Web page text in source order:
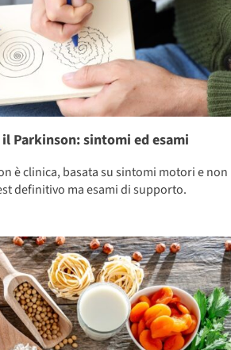
Parkinson: sintomi ed esami
è clinica, basata su sintomi motori e non
definitivo ma esami di supporto.